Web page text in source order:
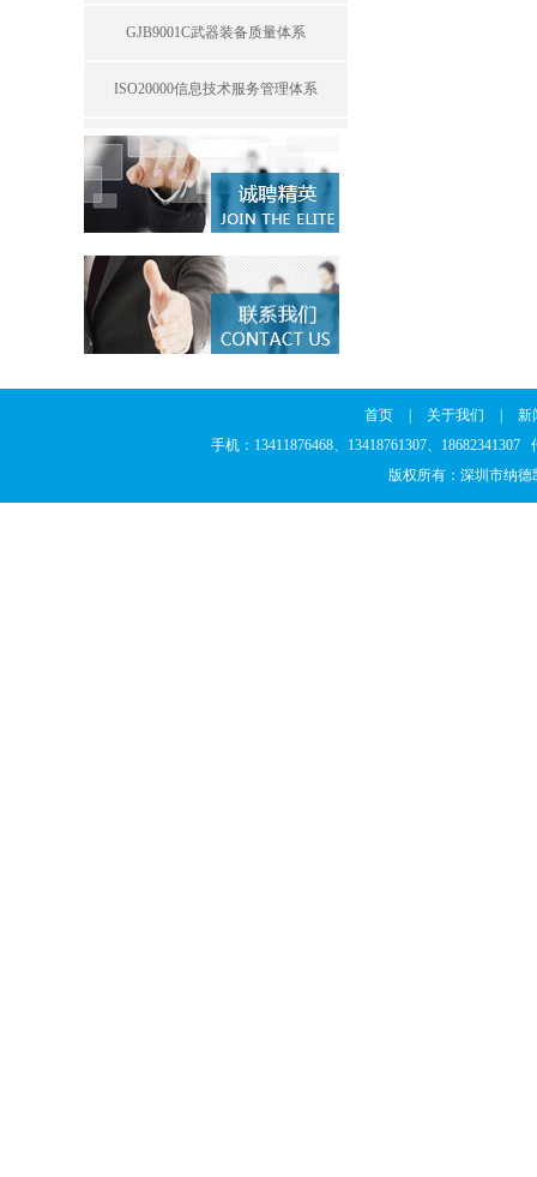
GJB9001C武器装备质量体系
ISO20000信息技术服务管理体系
首页 关于我们
新
手机：13411876468、13418761307、
版权所有：深圳市纳